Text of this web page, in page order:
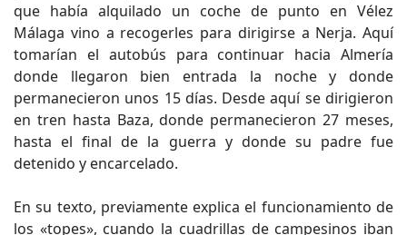
que había alquilado un coche de punto en Vélez
Málaga vino a recogerles para dirigirse a Nerja. Aquí
tomarían el autobús para continuar hacia Almería
donde llegaron bien entrada la noche y donde
permanecieron unos 15 días. Desde aquí se dirigieron
en tren hasta Baza, donde permanecieron 27 meses,
hasta el final de la guerra y donde su padre fue
detenido y encarcelado.
En su texto, previamente explica el funcionamiento de
los «topes», cuando la cuadrillas de campesinos iban